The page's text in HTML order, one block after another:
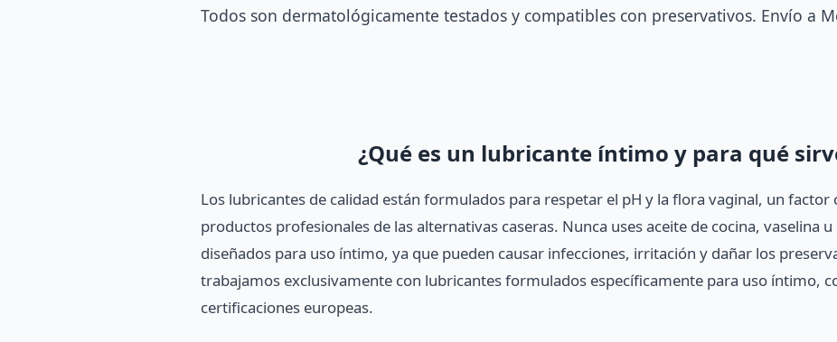
Todos son dermatológicamente testados y compatibles con preservativos. Envío a
¿Qué es un lubricante íntimo y para qué
Los lubricantes de calidad están formulados para respetar el pH y la flora vaginal, un factor
productos profesionales de las alternativas caseras. Nunca uses aceite de cocina, vaselina
diseñados para uso íntimo, ya que pueden causar infecciones, irritación y dañar los
trabajamos exclusivamente con lubricantes formulados específicamente para uso íntimo,
certificaciones europeas.